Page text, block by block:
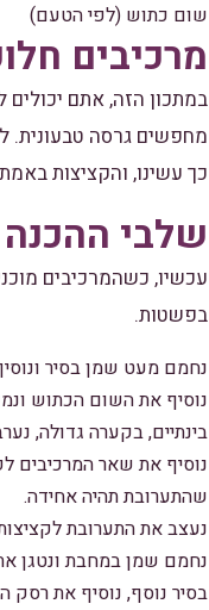
שום כתוש (לפי הטעם)
מרכיבים
במתכון הזה, אתם
מחפשים גרסה טבעונית.
כך עשינו, והקציצות
שלבי ההכנה
עכשיו, כשהמרכיבים
בפשטות.
נחמם מעט שמן בסיר
נוסיף את השום הכתוש
בינתיים, בקערה גדולה,
נוסיף את שאר המרכיבים
שהתערובת תהיה אחידה.
נעצב את התערובת לקציצות
נחמם שמן במחבת ונטגן
בסיר נוסף, נוסיף את רסק